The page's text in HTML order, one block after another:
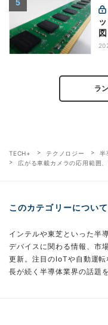
ラ
TECH+ テクノロジー
半
広がる車載カメラの応用範囲
このカテゴリーについて
インテルや東芝といった半
デバイスに関わる情報、市
更新。注目のIoTや自動運
長が続く半導体業界の話題